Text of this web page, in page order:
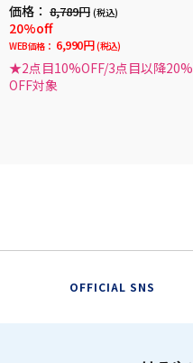
価格： 8,789円 (税込)
20%off
WEB価格： 6,990円 (税込)
★2点目10%OFF/3点目以降20%
OFF対象
OFFICIAL SNS